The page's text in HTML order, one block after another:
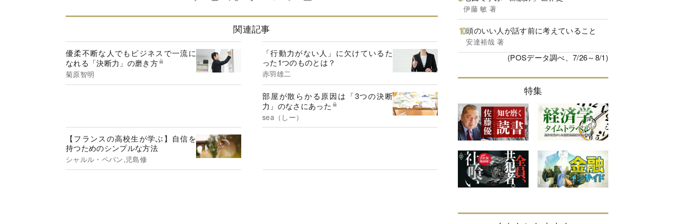
関連記事
優柔不断な人でもビジネスで一流に
なれる「決断力」の磨き方
菊原智明
「行動力がない人」に欠けているた
った1つのものとは？
赤羽雄二
部屋が散らかる原因は「3つの決断
力」のなさにあった
sea（しー）
【フランスの高校生が学ぶ】自信を
持つためのシンプルな方法
シャルル・ペパン,児島修
伊藤 敏 著
頭のいい人が話す前に考えていること
安達裕哉 著
(POSデータ調べ、7/26～8/1)
特集